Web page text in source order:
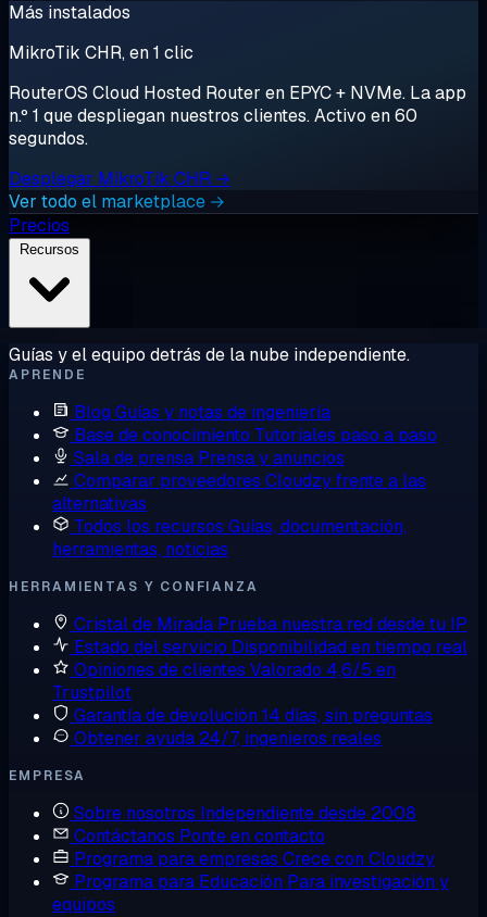
Más instalados
MikroTik CHR, en 1 clic
RouterOS Cloud Hosted Router en EPYC + NVMe. La app
n.º 1 que despliegan nuestros clientes. Activo en 60
segundos.
Desplegar MikroTik CHR →
Ver todo el marketplace →
Precios
Guías y el equipo detrás de la nube independiente.
APRENDE
Blog Guías y notas de ingeniería
Base de conocimiento Tutoriales paso a paso
Sala de prensa Prensa y anuncios
Comparar proveedores Cloudzy frente a las
alternativas
Todos los recursos Guías, documentación,
herramientas, noticias
HERRAMIENTAS Y CONFIANZA
Cristal de Mirada Prueba nuestra red desde tu IP
Estado del servicio Disponibilidad en tiempo real
Opiniones de clientes Valorado 4,6/5 en
Trustpilot
Garantía de devolución 14 días, sin preguntas
Obtener ayuda 24/7, ingenieros reales
EMPRESA
Sobre nosotros Independiente desde 2008
Contáctanos Ponte en contacto
Programa para empresas Crece con Cloudzy
Programa para Educación Para investigación y
equipos